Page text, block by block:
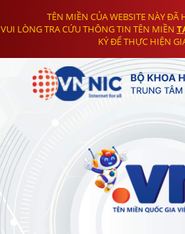
TÊN MIỀN CỦA WEBSITE NÀY ĐÃ
VUI LÒNG TRA CỨU THÔNG TIN TÊN MIỀN
KÝ ĐỂ THỰC HIỆN